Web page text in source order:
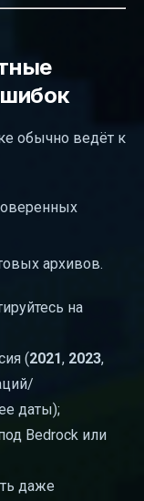
обычно ведёт к
архивов.
на
(2021, 2023,
даты);
Bedrock или
даже